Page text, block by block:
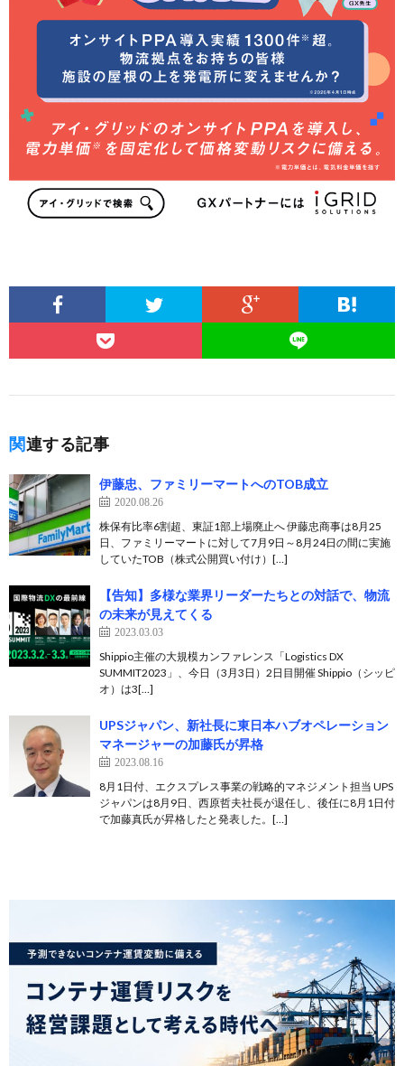
関連する記事
伊藤忠、ファミリーマートへのTOB成立
2020.08.26
株保有比率6割超、東証1部上場廃止へ 伊藤忠商事は8月25
日、ファミリーマートに対して7月9日～8月24日の間に実施
していたTOB（株式公開買い付け）[…]
【告知】多様な業界リーダーたちとの対話で、物流
の未来が見えてくる
2023.03.03
Shippio主催の大規模カンファレンス「Logistics DX
SUMMIT2023」、今日（3月3日）2日目開催 Shippio（シッピ
オ）は3[…]
UPSジャパン、新社長に東日本ハブオペレーション
マネージャーの加藤氏が昇格
2023.08.16
8月1日付、エクスプレス事業の戦略的マネジメント担当 UPS
ジャパンは8月9日、西原哲夫社長が退任し、後任に8月1日付
で加藤真氏が昇格したと発表した。[…]